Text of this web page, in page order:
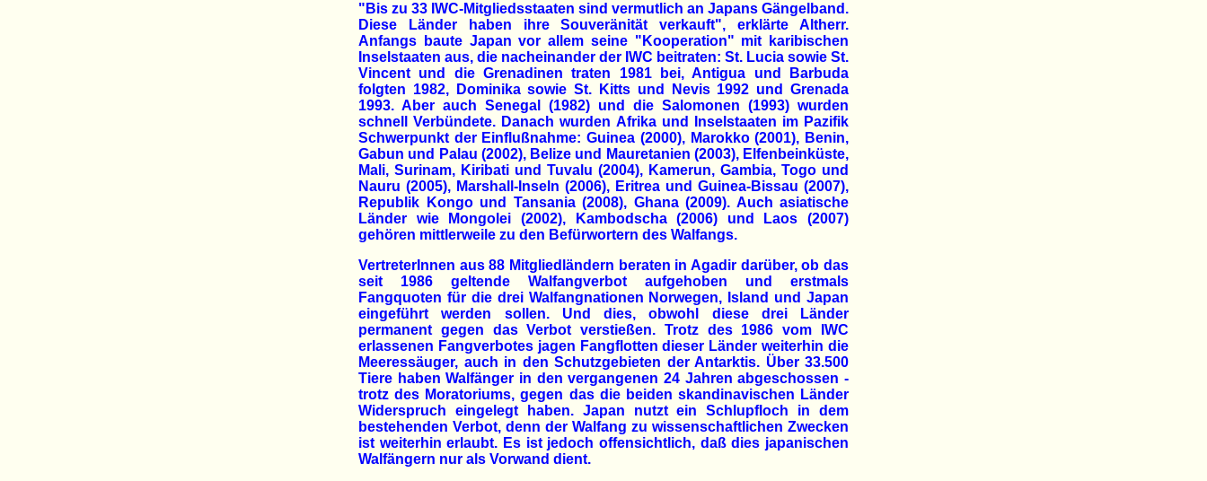
"Bis zu 33 IWC-Mitgliedsstaaten sind vermutlich an Japans Gängelband.
Diese Länder haben ihre Souveränität verkauft", erklärte Altherr.
Anfangs baute Japan vor allem seine "Kooperation" mit karibischen
Inselstaaten aus, die nacheinander der IWC beitraten: St. Lucia sowie St.
Vincent und die Grenadinen traten 1981 bei, Antigua und Barbuda
folgten 1982, Dominika sowie St. Kitts und Nevis 1992 und Grenada
1993. Aber auch Senegal (1982) und die Salomonen (1993) wurden
schnell Verbündete. Danach wurden Afrika und Inselstaaten im Pazifik
Schwerpunkt der Einflußnahme: Guinea (2000), Marokko (2001), Benin,
Gabun und Palau (2002), Belize und Mauretanien (2003), Elfenbeinküste,
Mali, Surinam, Kiribati und Tuvalu (2004), Kamerun, Gambia, Togo und
Nauru (2005), Marshall-Inseln (2006), Eritrea und Guinea-Bissau (2007),
Republik Kongo und Tansania (2008), Ghana (2009). Auch asiatische
Länder wie Mongolei (2002), Kambodscha (2006) und Laos (2007)
gehören mittlerweile zu den Befürwortern des Walfangs.
VertreterInnen aus 88 Mitgliedländern beraten in Agadir darüber, ob das
seit 1986 geltende Walfangverbot aufgehoben und erstmals
Fangquoten für die drei Walfangnationen Norwegen, Island und Japan
eingeführt werden sollen. Und dies, obwohl diese drei Länder
permanent gegen das Verbot verstießen. Trotz des 1986 vom IWC
erlassenen Fangverbotes jagen Fangflotten dieser Länder weiterhin die
Meeressäuger, auch in den Schutzgebieten der Antarktis. Über 33.500
Tiere haben Walfänger in den vergangenen 24 Jahren abgeschossen -
trotz des Moratoriums, gegen das die beiden skandinavischen Länder
Widerspruch eingelegt haben. Japan nutzt ein Schlupfloch in dem
bestehenden Verbot, denn der Walfang zu wissenschaftlichen Zwecken
ist weiterhin erlaubt. Es ist jedoch offensichtlich, daß dies japanischen
Walfängern nur als Vorwand dient.